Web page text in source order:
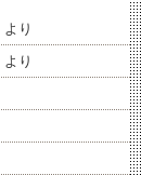
より
より